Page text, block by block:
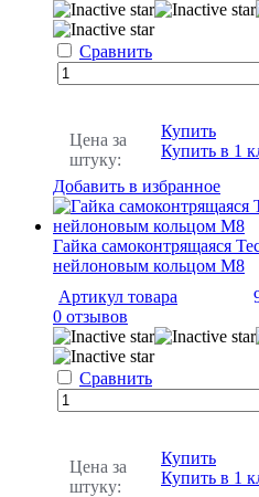
Сравнить
Цена за
штуку:
Купить
Купить в 1
Добавить в избранное
Гайка самоконтрящаяся
нейлоновым кольцом М8
Артикул товара
0 отзывов
Сравнить
Цена за
штуку:
Купить
Купить в 1